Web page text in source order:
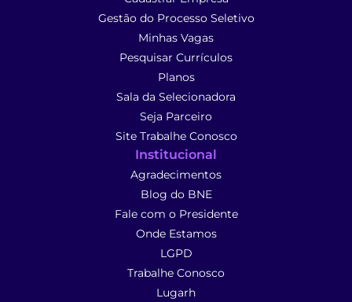
Gestão do Processo Seletivo
Minhas Vagas
Pesquisar Currículos
Planos
Sala da Selecionadora
Seja Parceiro
Site Trabalhe Conosco
Institucional
Agradecimentos
Blog do BNE
Fale com o Presidente
Onde Estamos
LGPD
Trabalhe Conosco
Lugarh